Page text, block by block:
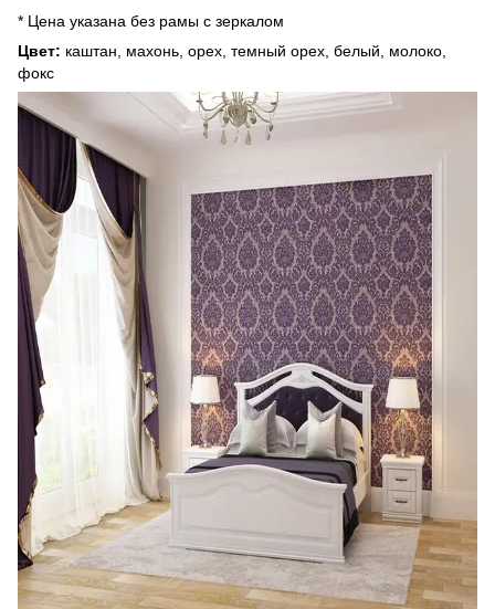
* Цена указана без рамы с зеркалом
Цвет: каштан, махонь, орех, темный орех, белый, молоко,
фокс